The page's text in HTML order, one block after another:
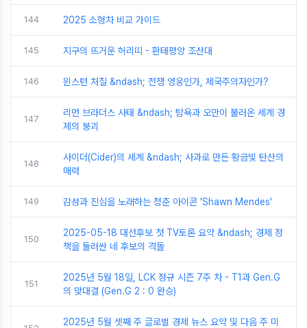
144 2025 소형차 비교 가이드
145 지구의 뜨거운 허리띠 - 환태평양 조산대
146 윈스턴 처칠 &ndash; 전쟁 영웅인가, 제국주의자인가?
147
리먼 브라더스 사태 &ndash; 탐욕과 오만이 불러온 세계 경
제의 붕괴
148
사이더(Cider)의 세계 &ndash; 사과로 만든 황금빛 탄산의
매력
149 감성과 진심을 노래하는 청춘 아이콘 'Shawn Mendes'
150
2025-05-18 대선후보 첫 TV토론 요약 &ndash; 경제 정
책을 둘러싼 네 후보의 격돌
151
2025년 5월 18일, LCK 정규 시즌 7주 차 - T1과 Gen.G
의 맞대결 (Gen.G 2 : 0 완승)
2025년 5월 셋째 주 글로벌 경제 뉴스 요약 및 다음 주 미